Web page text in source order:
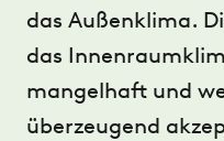
das Außenklima.
das
mangelhaft und
überzeugend